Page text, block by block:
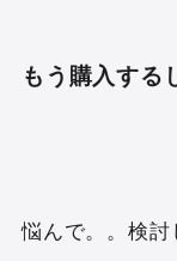
もう購入する
悩んで。。検討